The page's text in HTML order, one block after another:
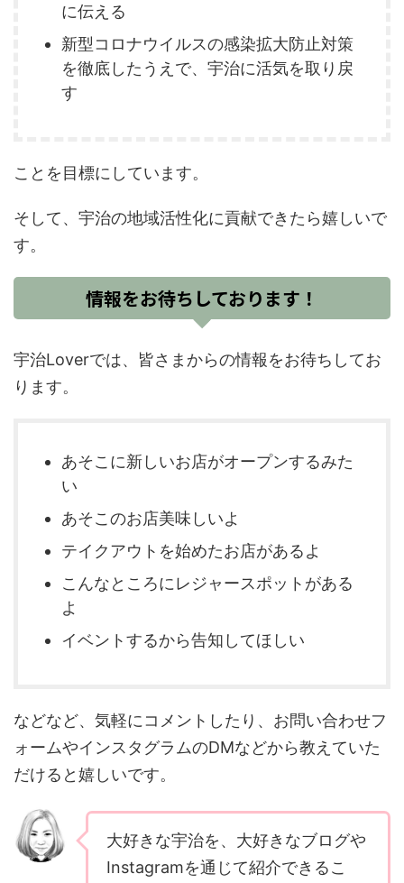
に伝える
新型コロナウイルスの感染拡大防止対策
を徹底したうえで、宇治に活気を取り戻
す
ことを目標にしています。
そして、宇治の地域活性化に貢献できたら嬉しいで
す。
情報をお待ちしております！
宇治Loverでは、皆さまからの情報をお待ちしてお
ります。
あそこに新しいお店がオープンするみた
い
あそこのお店美味しいよ
テイクアウトを始めたお店があるよ
こんなところにレジャースポットがある
よ
イベントするから告知してほしい
などなど、気軽にコメントしたり、お問い合わせフ
ォームやインスタグラムのDMなどから教えていた
だけると嬉しいです。
大好きな宇治を、大好きなブログや
Instagramを通じて紹介できるこ